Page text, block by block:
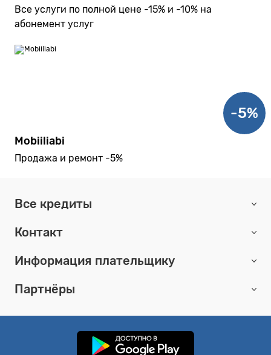
Все услуги по полной цене -15% и -10% на
абонемент услуг
Mobiiliabi
Продажа и ремонт -5%
-5%
Все кредиты
Контакт
Информация плательщику
Партнёры